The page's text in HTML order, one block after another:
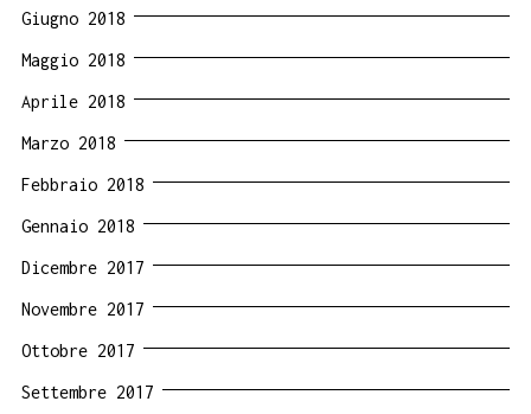
Giugno 2018
Maggio 2018
Aprile 2018
Marzo 2018
Febbraio 2018
Gennaio 2018
Dicembre 2017
Novembre 2017
Ottobre 2017
Settembre 2017